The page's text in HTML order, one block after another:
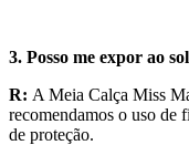
3. Posso me expor ao
R: A Meia Calça Miss
recomendamos o uso de
de proteção.